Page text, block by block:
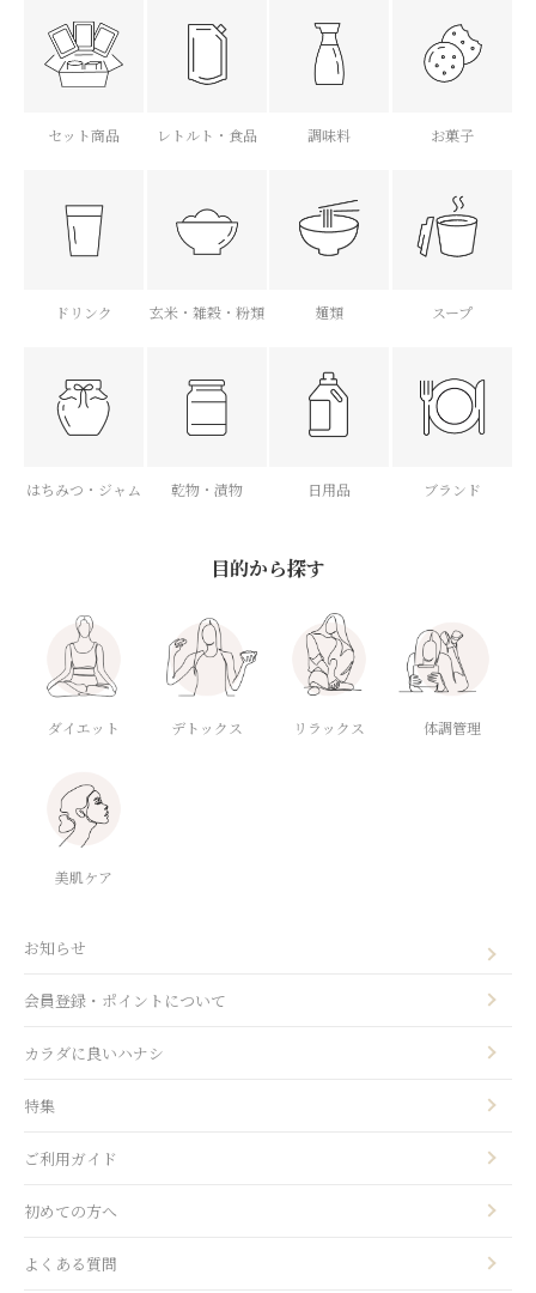
セット商品 レトルト・食品 調味料 お菓子
ドリンク 玄米・雑穀・粉類 麺類 スープ
はちみつ・ジャム 乾物・漬物 日用品 ブランド
目的から探す
ダイエット デトックス リラックス 体調管理
美肌ケア
お知らせ
会員登録・ポイントについて
カラダに良いハナシ
特集
ご利用ガイド
初めての方へ
よくある質問